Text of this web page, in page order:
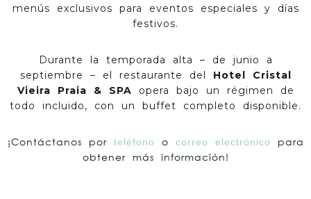
menús exclusivos para eventos especiales y días
festivos.
Durante la temporada alta – de junio a
septiembre – el restaurante del Hotel Cristal
Vieira Praia & SPA opera bajo un régimen de
todo incluido, con un buffet completo disponible.
¡Contáctanos por teléfono o correo electrónico
para
obtener más información!